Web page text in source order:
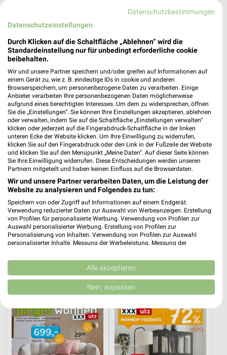
14,4 km
Gartenmöbel-Abverkauf
Gültig bis Fr. 28.08.
14,4 km
Gültig bis Fr. 14.08.
XXXLutz
14,4 km
Musterring
XXXLutz
14,4 km
Angebote ab 08.08.
Gültig bis Fr. 21.08.
XXXLutz
Datenschutzbestimmungen
Datenschutzeinstellungen
Durch Klicken auf die Schaltfläche „Ablehnen“ wird die
Standardeinstellung nur für unbedingt erforderliche cookie
beibehalten.
Wir und unsere Partner speichern und/oder greifen auf Informationen auf
einem Gerät zu, wie z. B. eindeutige IDs in cookie und anderen
Browserspeichern, um personenbezogene Daten zu verarbeiten. Einige
Anbieter verarbeiten Ihre personenbezogenen Daten möglicherweise
aufgrund eines berechtigten Interesses. Um dem zu widersprechen, öffnen
Sie die „Einstellungen“. Sie können Ihre Einstellungen akzeptieren, ablehnen
oder verwalten, indem Sie auf die Schaltfläche „Einstellungen verwalten“
klicken oder jederzeit auf die Fingerabdruck-Schaltfläche in der linken
unteren Ecke der Website klicken. Um Ihre Einwilligung zu widerrufen,
klicken Sie auf den Fingerabdruck oder den Link in der Fußzeile der Website
und klicken Sie auf den Menüpunkt „Meine Daten“. Auf dieser Seite können
Sie Ihre Einwilligung widerrufen. Diese Entscheidungen werden unseren
Partnern mitgeteilt und haben keinen Einfluss auf die Browserdaten.
Wir und unsere Partner verarbeiten Daten, um die Leistung der
Website zu analysieren und Folgendes zu tun:
Speichern von oder Zugriff auf Informationen auf einem Endgerät.
Verwendung reduzierter Daten zur Auswahl von Werbeanzeigen. Erstellung
von Profilen für personalisierte Werbung. Verwendung von Profilen zur
Auswahl personalisierter Werbung. Erstellung von Profilen zur
Personalisierung von Inhalten. Verwendung von Profilen zur Auswahl
personalisierter Inhalte. Messung der Werbeleistung. Messung der
Kombinationen von Daten aus verschiedenen Quellen. Entwicklung und
Verbesserung der Angebote. Verwendung reduzierter Daten zur Auswahl
von Inhalten.
Daten können außerhalb der Europäischen Union weitergegeben und in die
Website/App.
Partnerliste anzeigen (1 IAB-Anbieter)
Wir nutzen Ihre Daten für folgende Zwecke:
IAB-Verarbeitungszwecke:
Alle akzeptieren
Nein, anpassen